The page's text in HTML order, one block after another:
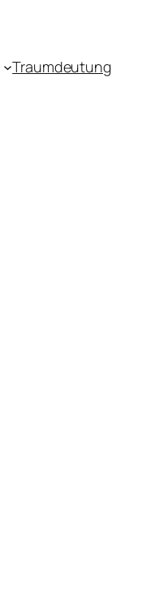
Traumdeutung